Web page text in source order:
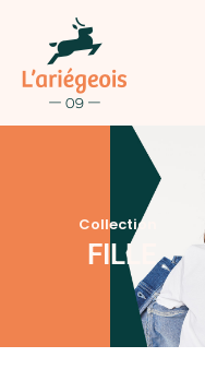
Collection
FILLE